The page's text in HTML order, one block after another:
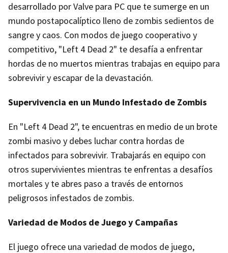
desarrollado por Valve para PC que te sumerge en un
mundo postapocalíptico lleno de zombis sedientos de
sangre y caos. Con modos de juego cooperativo y
competitivo, "Left 4 Dead 2" te desafía a enfrentar
hordas de no muertos mientras trabajas en equipo para
sobrevivir y escapar de la devastación.
Supervivencia en un Mundo Infestado de Zombis
En "Left 4 Dead 2", te encuentras en medio de un brote
zombi masivo y debes luchar contra hordas de
infectados para sobrevivir. Trabajarás en equipo con
otros supervivientes mientras te enfrentas a desafíos
mortales y te abres paso a través de entornos
peligrosos infestados de zombis.
Variedad de Modos de Juego y Campañas
El juego ofrece una variedad de modos de juego,